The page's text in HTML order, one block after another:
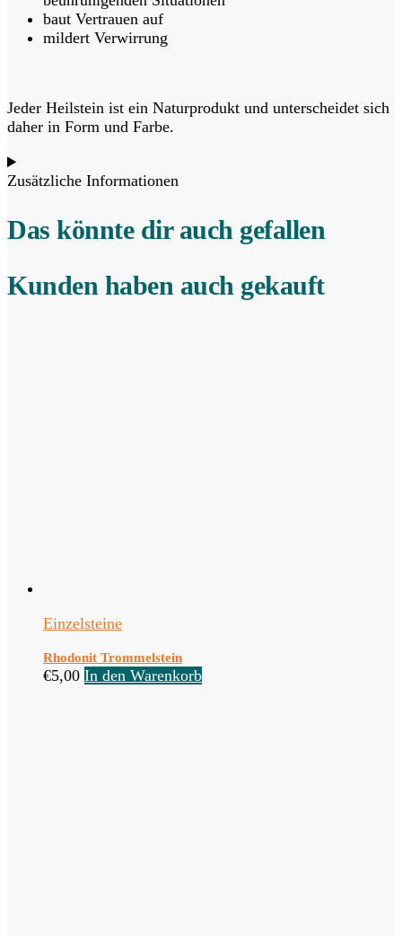
baut Vertrauen auf
mildert Verwirrung
Jeder Heilstein ist ein Naturprodukt und unterscheidet sich
daher in Form und Farbe.
Zusätzliche Informationen
Das könnte dir auch gefallen
Kunden haben auch gekauft
Einzelsteine
Rhodonit Trommelstein
€5,00 In den Warenkorb